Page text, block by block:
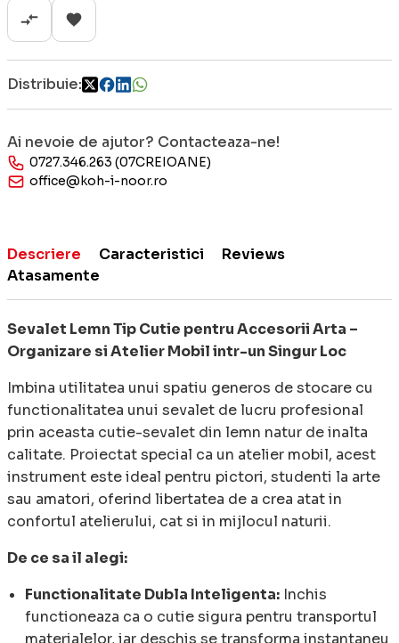
Distribuie:
Ai nevoie de ajutor? Contacteaza-ne!
0727.346.263 (07CREIOANE)
office@koh-i-noor.ro
Descriere Caracteristici
Reviews
Atasamente
Sevalet Lemn Tip Cutie pentru Accesorii Arta –
Organizare si Atelier Mobil intr-un Singur Loc
Imbina utilitatea unui spatiu generos de stocare cu
functionalitatea unui sevalet de lucru profesional
prin aceasta cutie-sevalet din lemn natur de inalta
calitate. Proiectat special ca un atelier mobil, acest
instrument este ideal pentru pictori, studenti la arte
sau amatori, oferind libertatea de a crea atat in
confortul atelierului, cat si in mijlocul naturii.
De ce sa il alegi:
Functionalitate Dubla Inteligenta: Inchis
functioneaza ca o cutie sigura pentru transportul
materialelor, iar deschis se transforma instantaneu